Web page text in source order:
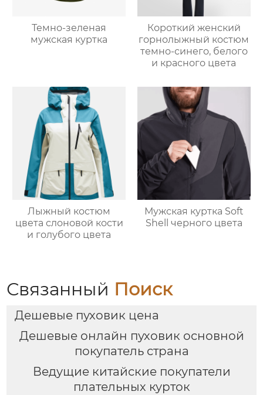
Темно-зеленая
мужская куртка
Короткий женский
горнолыжный костюм
темно-синего, белого
и красного цвета
Лыжный костюм
цвета слоновой кости
и голубого цвета
Мужская куртка Soft
Shell черного цвета
Связанный Поиск
Дешевые пуховик цена
Дешевые онлайн пуховик основной
покупатель страна
Ведущие китайские покупатели
плательных курток